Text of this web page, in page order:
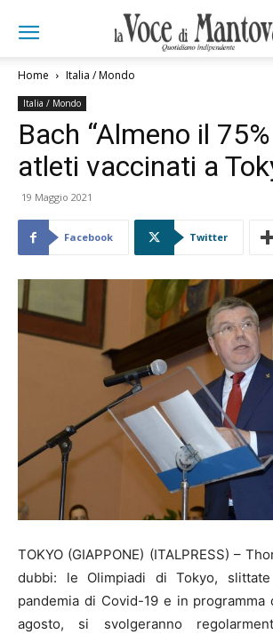
Home Italia / Mondo
Italia / Mondo
Bach “Almeno il
atleti vaccinati a
19 Maggio 2021
Facebook Twitter
TOKYO (GIAPPONE) (ITALPRESS) –
dubbi: le Olimpiadi di Tokyo,
pandemia di Covid-19 e in programma
agosto, si svolgeranno